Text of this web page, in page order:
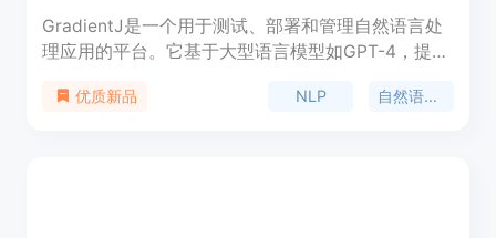
GradientJ是一个用于测试、部署和管理自然语言处
理应用的平台。它基于大型语言模型如GPT-4，提供
开发自定义的文本生成、问答系统、聊天机器人等
优质新品 NLP 自然语言处理